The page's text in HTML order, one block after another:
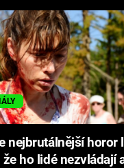
nejbrutálnější horor
že ho lidé nezvládají